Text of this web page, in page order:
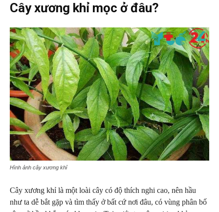
Cây xương khỉ mọc ở đâu?
Hình ảnh cây xương khỉ
Cây xương khỉ là một loài cây có độ thích nghi cao, nên hầu
như ta dễ bắt gặp và tìm thấy ở bất cứ nơi đâu, có vùng phân bố